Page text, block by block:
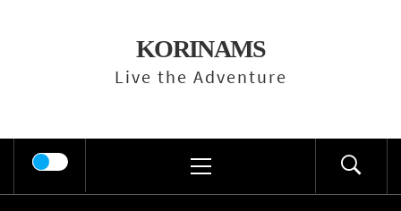
KORINAMS
Live the Adventure
Menu